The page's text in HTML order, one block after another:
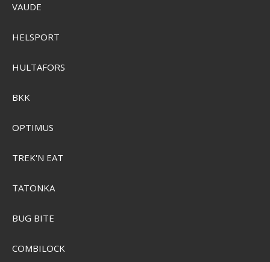
SEK 1.175,00
VAUDE
HELSPORT
HULTAFORS
BKK
OPTIMUS
TREK'N EAT
TATONKA
BUG BITE
COMBILOCK